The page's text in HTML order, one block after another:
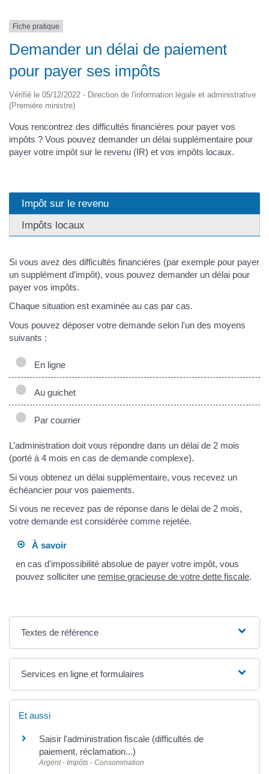
Fiche pratique
Demander un délai de paiement
pour payer ses impôts
Vérifié le 05/12/2022 - Direction de l'information légale et administrative
(Première ministre)
Vous rencontrez des difficultés financières pour payer vos
impôts ? Vous pouvez demander un délai supplémentaire pour
payer votre impôt sur le revenu (IR) et vos impôts locaux.
Impôt sur le revenu
Impôts locaux
Si vous avez des difficultés financières (par exemple pour payer
un supplément d'impôt), vous pouvez demander un délai pour
payer vos impôts.
Chaque situation est examinée au cas par cas.
Vous pouvez déposer votre demande selon l'un des moyens
suivants :
En ligne
Au guichet
Par courrier
L’administration doit vous répondre dans un délai de 2 mois
(porté à 4 mois en cas de demande complexe).
Si vous obtenez un délai supplémentaire, vous recevez un
échéancier pour vos paiements.
Si vous ne recevez pas de réponse dans le délai de 2 mois,
votre demande est considérée comme rejetée.
À savoir
en cas d'impossibilité absolue de payer votre impôt, vous
pouvez solliciter une remise gracieuse de votre dette fiscale.
Textes de référence
Services en ligne et formulaires
Et aussi
Saisir l'administration fiscale (difficultés de
paiement, réclamation...)
Argent - Impôts - Consommation